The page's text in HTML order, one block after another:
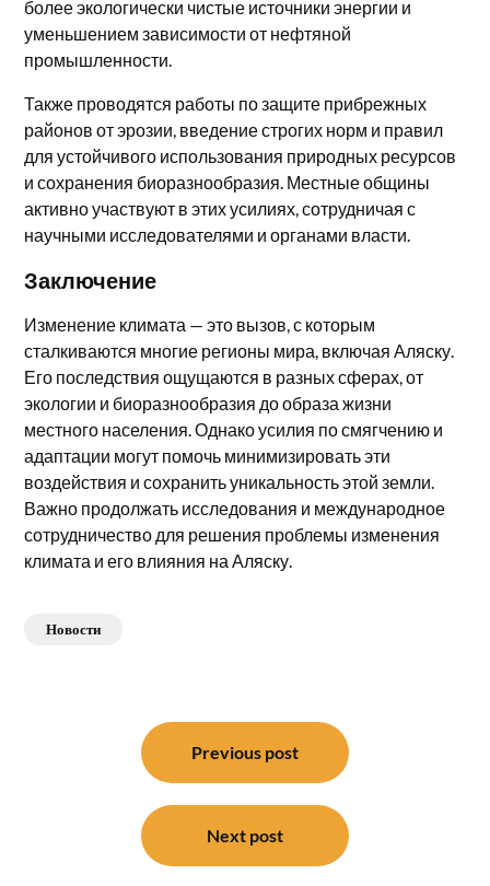
более экологически чистые источники энергии и
уменьшением зависимости от нефтяной
промышленности.
Также проводятся работы по защите прибрежных
районов от эрозии, введение строгих норм и правил
для устойчивого использования природных ресурсов
и сохранения биоразнообразия. Местные общины
активно участвуют в этих усилиях, сотрудничая с
научными исследователями и органами власти.
Заключение
Изменение климата — это вызов, с которым
сталкиваются многие регионы мира, включая Аляску.
Его последствия ощущаются в разных сферах, от
экологии и биоразнообразия до образа жизни
местного населения. Однако усилия по смягчению и
адаптации могут помочь минимизировать эти
воздействия и сохранить уникальность этой земли.
Важно продолжать исследования и международное
сотрудничество для решения проблемы изменения
климата и его влияния на Аляску.
Новости
Previous post
Next post